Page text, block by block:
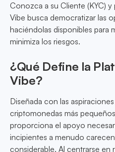
Conozca a su Cliente (KYC)
Vibe busca democratizar las
haciéndolas disponibles para
minimiza los riesgos.
¿Qué Define la
Vibe?
Diseñada con las
criptomonedas más
proporciona el apoyo
incipientes a menudo
considerable. Al centrarse en